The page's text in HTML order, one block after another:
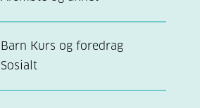
Barn Kurs og foredrag
Sosialt